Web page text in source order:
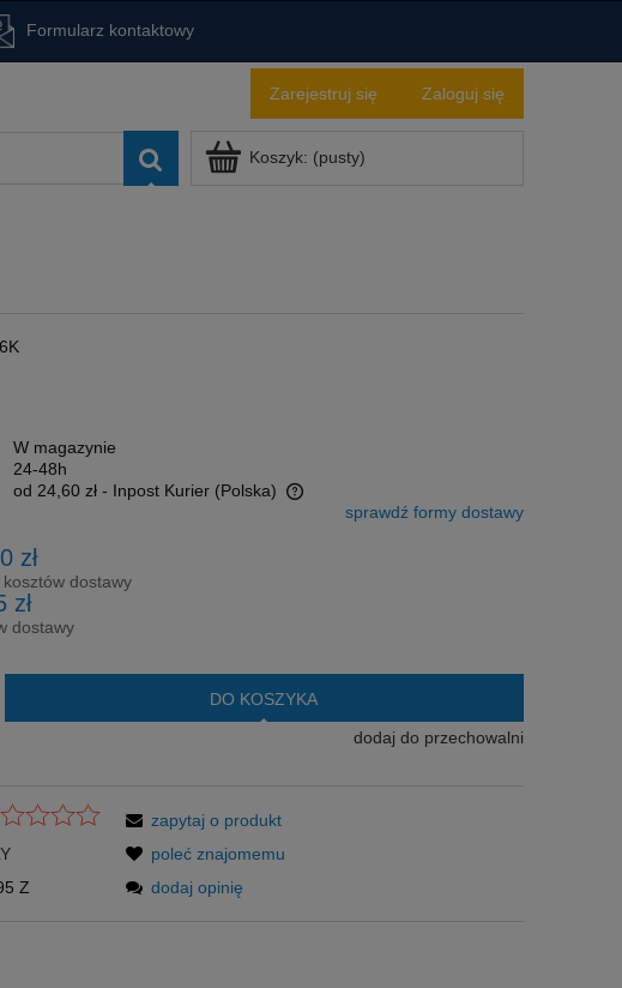
Formularz kontaktowy
Zarejestruj się Zaloguj się
Koszyk: (pusty)
W magazynie
24-48h
od 24,60 zł - Inpost Kurier (Polska)
sprawdź formy dostawy
zł
kosztów dostawy
zł
dostawy
DO KOSZYKA
dodaj do przechowalni
Z
zapytaj o produkt
poleć znajomemu
dodaj opinię